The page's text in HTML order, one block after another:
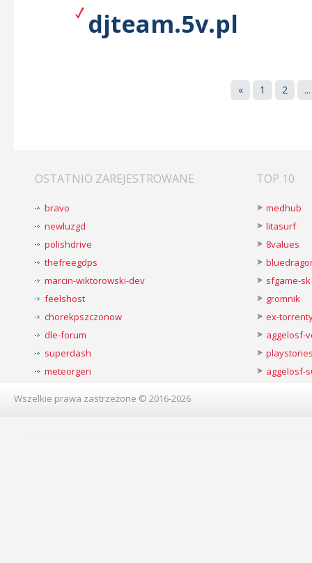
djteam.5v.pl
« 1 2 ...
OSTATNIO ZAREJESTROWANE
bravo
newluzgd
polishdrive
thefreegdps
marcin-wiktorowski-dev
feelshost
chorekpszczonow
dle-forum
superdash
meteorgen
TOP 10
medhub
litasurf
8values
sfgame-sk
gromnik
ex-
aggelosf-
aggelosf-
Wszelkie prawa zastrzeżone © 2016-2026